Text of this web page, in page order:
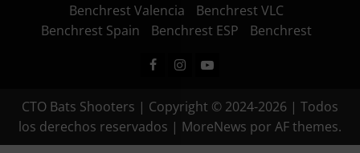
Benchrest Valencia
Benchrest VLC
Benchrest Spain
Benchrest ESP Benchrest
Facebook
Instagram
Youtube
CTO Bats Shooters | Copyright © 2024-2026 | Todos
los derechos reservados | MoreNews por AF themes.